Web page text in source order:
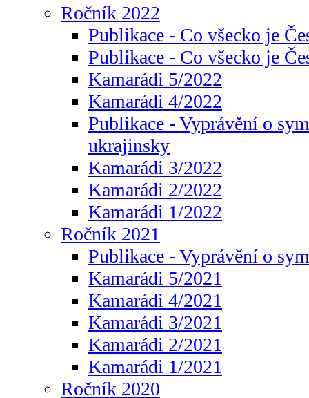
Ročník 2022
Publikace - Co všecko je
Publikace - Co všecko je
Kamarádi 5/2022
Kamarádi 4/2022
Publikace - Vyprávění o
ukrajinsky
Kamarádi 3/2022
Kamarádi 2/2022
Kamarádi 1/2022
Ročník 2021
Publikace - Vyprávění o
Kamarádi 5/2021
Kamarádi 4/2021
Kamarádi 3/2021
Kamarádi 2/2021
Kamarádi 1/2021
Ročník 2020